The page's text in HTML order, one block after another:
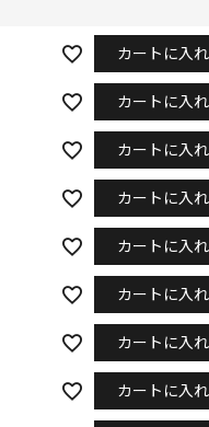
カートに入
カートに入
カートに入
カートに入
カートに入
カートに入
カートに入
カートに入